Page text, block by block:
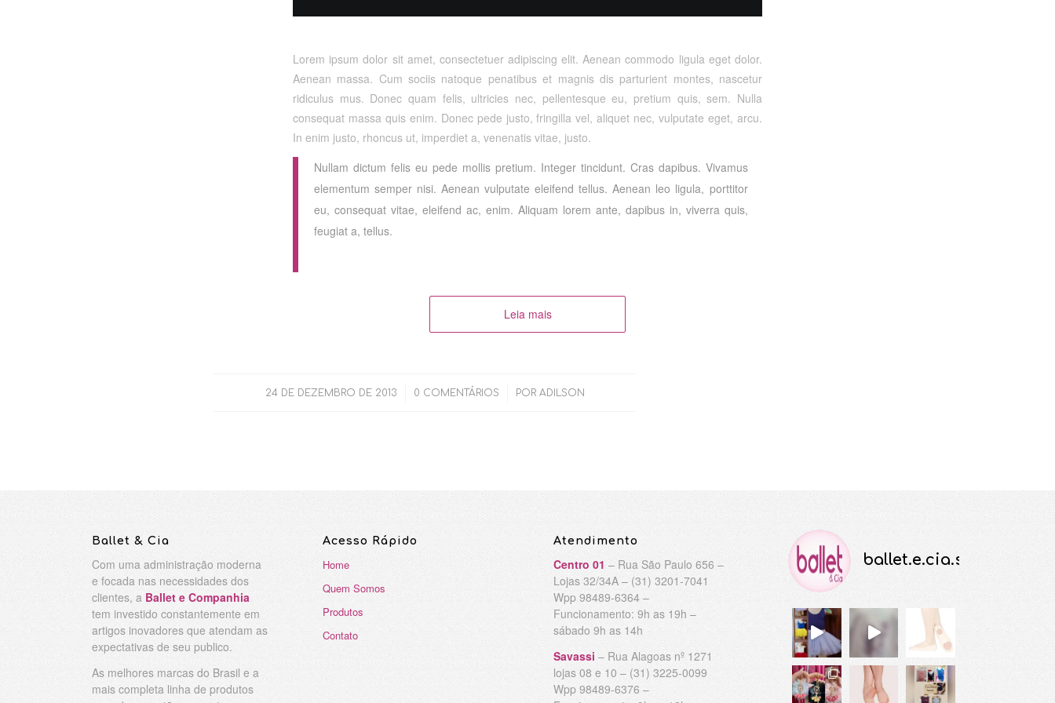
Lorem ipsum dolor sit amet, consectetuer adipiscing elit. Aenean commodo ligula eget dolor.
Aenean massa. Cum sociis natoque penatibus et magnis dis parturient montes, nascetur
ridiculus mus. Donec quam felis, ultricies nec, pellentesque eu, pretium quis, sem. Nulla
consequat massa quis enim. Donec pede justo, fringilla vel, aliquet nec, vulputate eget, arcu.
In enim justo, rhoncus ut, imperdiet a, venenatis vitae, justo.
Nullam dictum felis eu pede mollis pretium. Integer tincidunt. Cras dapibus. Vivamus
elementum semper nisi. Aenean vulputate eleifend tellus. Aenean leo ligula, porttitor
eu, consequat vitae, eleifend ac, enim. Aliquam lorem ante, dapibus in, viverra quis,
feugiat a, tellus.
Leia mais
24 DE DEZEMBRO DE 2013
/ 0 COMENTÁRIOS
/ POR ADILSON
Ballet & Cia
Com uma administração moderna
e focada nas necessidades dos
clientes, a Ballet e Companhia
tem investido constantemente em
artigos inovadores que atendam as
expectativas de seu publico.
As melhores marcas do Brasil e a
mais completa linha de produtos
Acesso Rápido
Home
Quem Somos
Produtos
Contato
Atendimento
Centro 01 – Rua São Paulo 656 –
Lojas 32/34A – (31) 3201-7041
Wpp 98489-6364 –
Funcionamento: 9h as 19h –
sábado 9h as 14h
Savassi – Rua Alagoas nº 1271
lojas 08 e 10 – (31) 3225-0099
Wpp 98489-6376 –
ballet.e.cia.store